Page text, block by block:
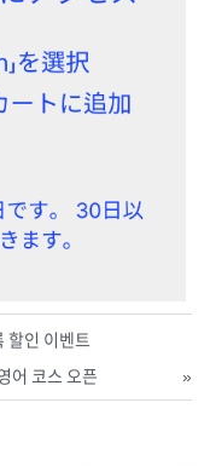
할인 이벤트
어 코스 오픈
»